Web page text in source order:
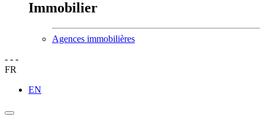
Immobilier
Agences immobilières
- - -
FR
EN